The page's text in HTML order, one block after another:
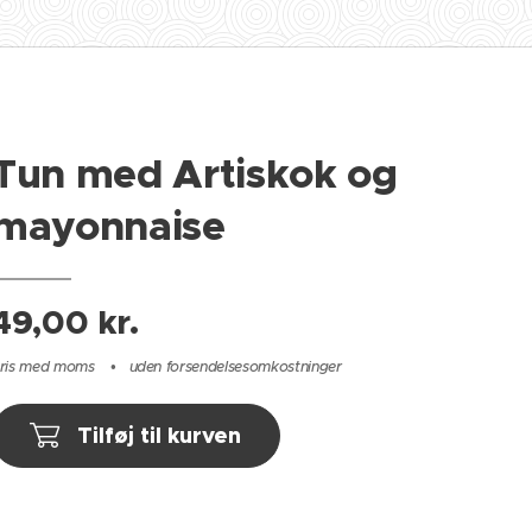
med Artiskok og
kr.
med moms uden forsendelsesomkostninger
Tilføj til kurven